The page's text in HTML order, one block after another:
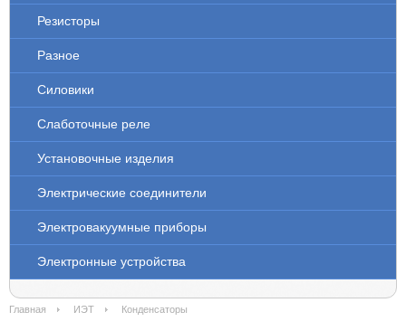
Резисторы
Разное
Силовики
Слаботочные реле
Установочные изделия
Электрические соединители
Электровакуумные приборы
Электронные устройства
Главная ИЭТ Конденсаторы